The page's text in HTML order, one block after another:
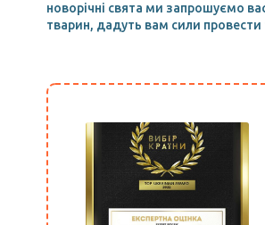
новорічні свята ми запрошуємо
тварин, дадуть вам сили провести